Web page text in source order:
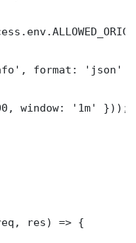
format: 'json'
window: '1m' }));
res) => {